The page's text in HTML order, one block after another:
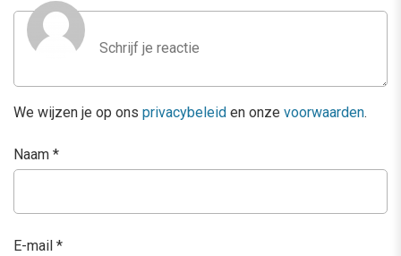
We wijzen je op ons privacybeleid en onze voorwaarden.
Naam *
E-mail *